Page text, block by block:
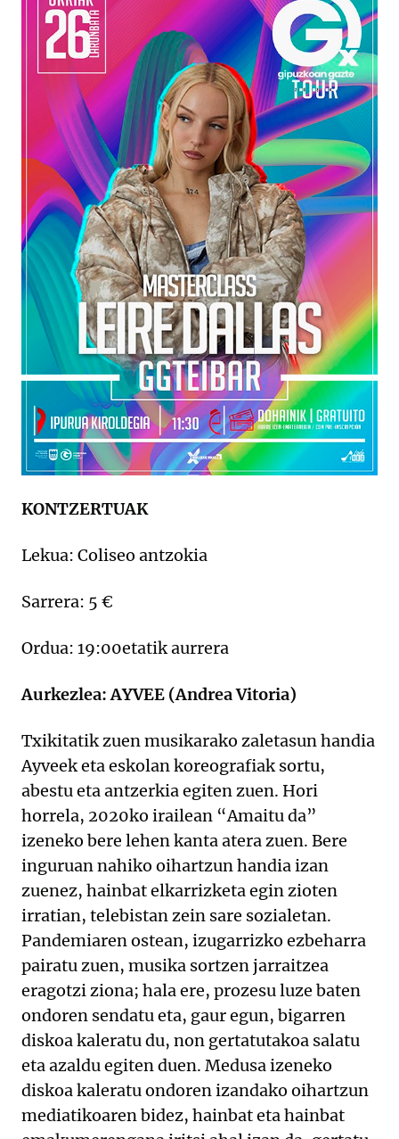
KONTZERTUAK
Lekua: Coliseo antzokia
Sarrera: 5 €
Ordua: 19:00etatik aurrera
Aurkezlea: AYVEE (Andrea Vitoria)
Txikitatik zuen musikarako zaletasun handia
Ayveek eta eskolan koreografiak sortu,
abestu eta antzerkia egiten zuen. Hori
horrela, 2020ko irailean “Amaitu da”
izeneko bere lehen kanta atera zuen. Bere
inguruan nahiko oihartzun handia izan
zuenez, hainbat elkarrizketa egin zioten
irratian, telebistan zein sare sozialetan.
Pandemiaren ostean, izugarrizko ezbeharra
pairatu zuen, musika sortzen jarraitzea
eragotzi ziona; hala ere, prozesu luze baten
ondoren sendatu eta, gaur egun, bigarren
diskoa kaleratu du, non gertatutakoa salatu
eta azaldu egiten duen. Medusa izeneko
diskoa kaleratu ondoren izandako oihartzun
mediatikoaren bidez, hainbat eta hainbat